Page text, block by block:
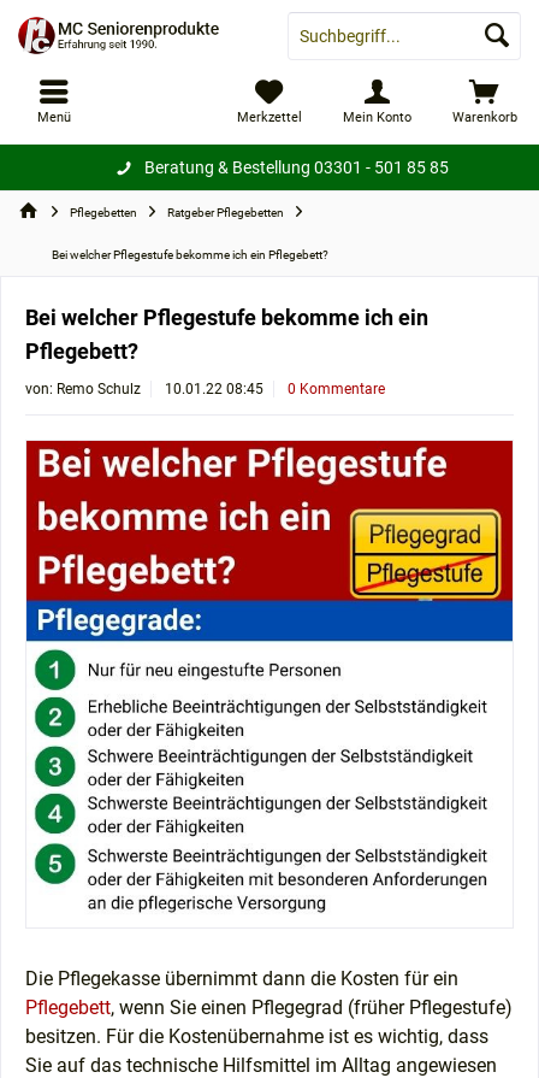
Beratung & Bestellung 03301 - 501 85 85
Warenkorb
Merkzettel Mein Konto
Menü
Pflegebetten Ratgeber Pflegebetten
Bei welcher Pflegestufe bekomme ich ein Pflegebett?
Bei welcher Pflegestufe bekomme ich ein
Pflegebett?
von: Remo Schulz 10.01.22 08:45 0 Kommentare
Die Pflegekasse übernimmt dann die Kosten für ein
Pflegebett, wenn Sie einen Pflegegrad (früher Pflegestufe)
besitzen. Für die Kostenübernahme ist es wichtig, dass
Sie auf das technische Hilfsmittel im Alltag angewiesen